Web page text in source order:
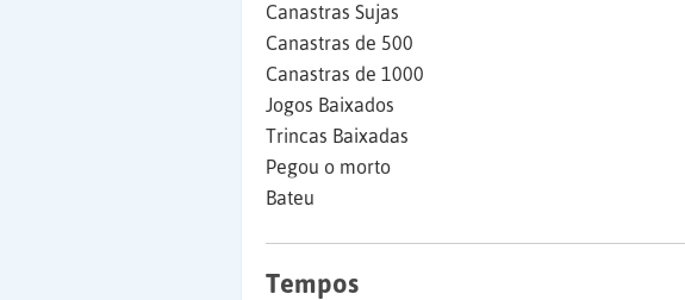
Canastras Sujas
Canastras de 500
Canastras de 1000
Jogos Baixados
Trincas Baixadas
Pegou o morto
Bateu
Tempos